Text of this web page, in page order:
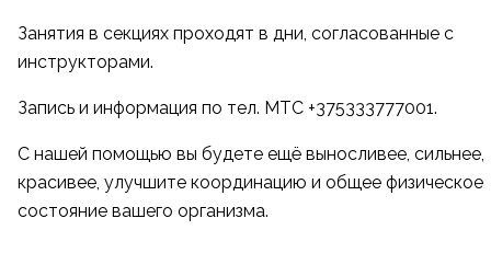
Занятия в секциях проходят в дни, согласованные с
инструкторами.
Запись и информация по тел. МТС +375333777001.
С нашей помощью вы будете ещё выносливее, сильнее,
красивее, улучшите координацию и общее физическое
состояние вашего организма.